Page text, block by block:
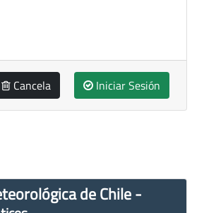
Cancela Iniciar Sesión
de Chile -